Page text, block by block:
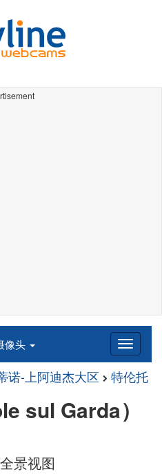
像头
诺-上阿迪杰大区 特伦托
sul Garda）
景视图